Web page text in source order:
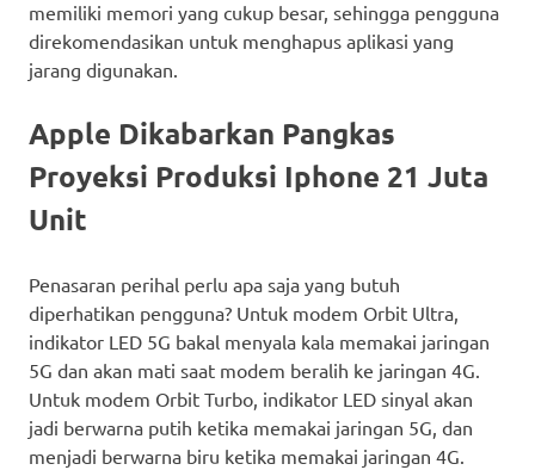
memiliki memori yang cukup besar, sehingga pengguna
direkomendasikan untuk menghapus aplikasi yang
jarang digunakan.
Apple Dikabarkan Pangkas
Proyeksi Produksi Iphone 21 Juta
Unit
Penasaran perihal perlu apa saja yang butuh
diperhatikan pengguna? Untuk modem Orbit Ultra,
indikator LED 5G bakal menyala kala memakai jaringan
5G dan akan mati saat modem beralih ke jaringan 4G.
Untuk modem Orbit Turbo, indikator LED sinyal akan
jadi berwarna putih ketika memakai jaringan 5G, dan
menjadi berwarna biru ketika memakai jaringan 4G.